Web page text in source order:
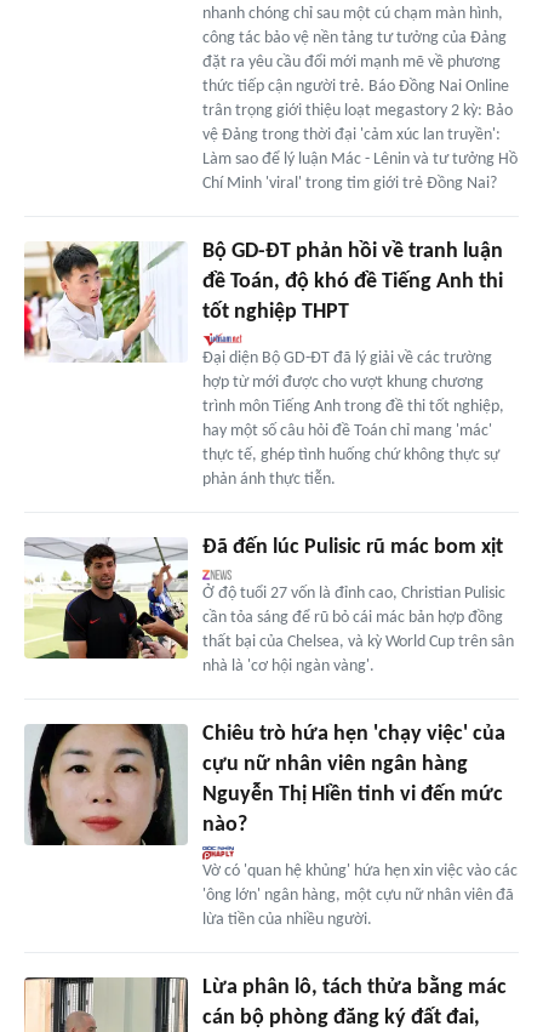
nhanh chóng chỉ sau một cú chạm màn hình,
công tác bảo vệ nền tảng tư tưởng của Đảng
đặt ra yêu cầu đổi mới mạnh mẽ về phương
thức tiếp cận người trẻ. Báo Đồng Nai Online
trân trọng giới thiệu loạt megastory 2 kỳ: Bảo
vệ Đảng trong thời đại 'cảm xúc lan truyền':
Làm sao để lý luận Mác - Lênin và tư tưởng Hồ
Chí Minh 'viral' trong tim giới trẻ Đồng Nai?
Bộ GD-ĐT phản hồi về tranh luận
đề Toán, độ khó đề Tiếng Anh thi
tốt nghiệp THPT
Đại diện Bộ GD-ĐT đã lý giải về các trường
hợp từ mới được cho vượt khung chương
trình môn Tiếng Anh trong đề thi tốt nghiệp,
hay một số câu hỏi đề Toán chỉ mang 'mác'
thực tế, ghép tình huống chứ không thực sự
phản ánh thực tiễn.
Đã đến lúc Pulisic rũ mác bom xịt
Ở độ tuổi 27 vốn là đỉnh cao, Christian Pulisic
cần tỏa sáng để rũ bỏ cái mác bản hợp đồng
thất bại của Chelsea, và kỳ World Cup trên sân
nhà là 'cơ hội ngàn vàng'.
Chiêu trò hứa hẹn 'chạy việc' của
cựu nữ nhân viên ngân hàng
Nguyễn Thị Hiền tinh vi đến mức
nào?
Vờ có 'quan hệ khủng' hứa hẹn xin việc vào các
'ông lớn' ngân hàng, một cựu nữ nhân viên đã
lừa tiền của nhiều người.
Lừa phân lô, tách thửa bằng mác
cán bộ phòng đăng ký đất đai,